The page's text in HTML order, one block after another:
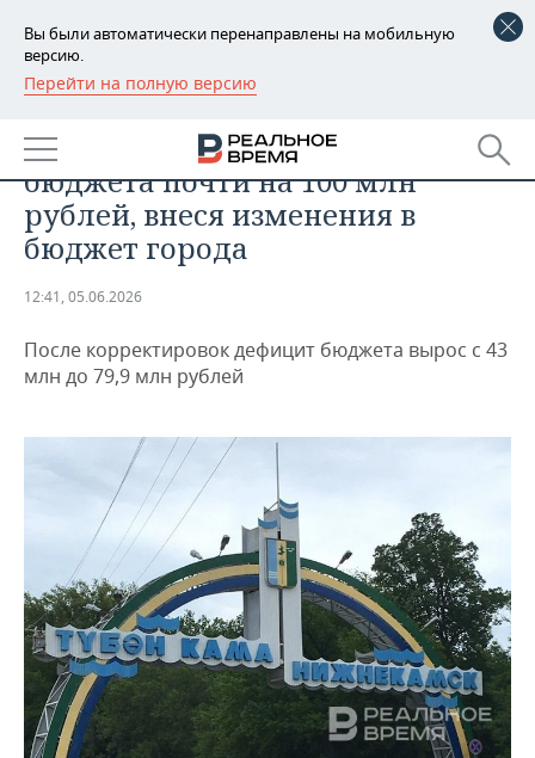
Вы были автоматически перенаправлены на мобильную
версию.
Перейти на полную версию
РЕГИОНЫ
БАШКОРТОСТАН
ТАТАРСТАН
УДМУРТИЯ
НОВОСТИ
АНАЛИТИКА
НОВОСТИ АНАЛИТИКИ
ДЕКЛАРАЦИИ О ДОХОДАХ
КОРОЛИ ГОСЗАКАЗА ПФО
КОМУ ПРИНАДЛЕЖАТ
ТОРГОВЫЕ ЦЕНТРЫ
ТАТАРСТАНА
ЭКОНОМИКА
НОВОСТИ ЭКОНОМИКИ
ФИНАНСЫ
ИНВЕСТИЦИИ
ПРОМЫШЛЕННОСТЬ
НОВОСТИ
ПРОМЫШЛЕННОСТИ
АГРОПРОМ
МАШИНОСТРОЕНИЕ
НЕФТЕХИМИЯ
НЕФТЬ
ОПК
ЭНЕРГЕТИКА
НЕДВИЖИМОСТЬ
НОВОСТИ АВТО
НОВОСТИ БИЗНЕСА
РОЗНИЧНАЯ ТОРГОВЛЯ
ТРАНСПОРТ
УСЛУГИ
ТЕХНОЛОГИИ
НОВОСТИ ТЕХНОЛОГИЙ
IT
МЕДИА
ТЕЛЕКОММУНИКАЦИИ
МЕРОПРИЯТИЯ
НОВОСТИ МЕРОПРИЯТИЙ
ВЫЕЗДНАЯ РЕДАКЦИЯ
БИЗНЕС-БРАНЧИ
СПОРТ
НОВОСТИ СПОРТА
ФУТБОЛ
ОБЩЕСТВО
НОВОСТИ ОБЩЕСТВА
ФОТОГАЛЕРЕЯ
Нижнекамск увеличил расходы
бюджета почти на 100 млн
рублей, внеся изменения в
бюджет города
12:41, 05.06.2026
После корректировок дефицит бюджета вырос с 43
млн до 79,9 млн рублей